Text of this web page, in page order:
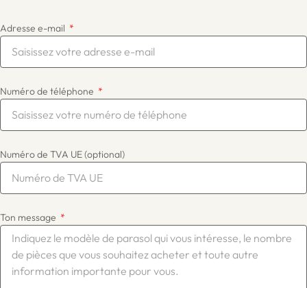
Adresse e-mail
Numéro de téléphone
Numéro de TVA UE (optional)
Ton message